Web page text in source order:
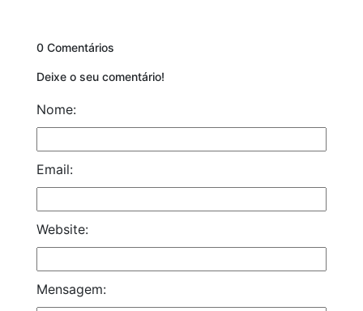
0 Comentários
Deixe o seu comentário!
Nome:
Email:
Website:
Mensagem: